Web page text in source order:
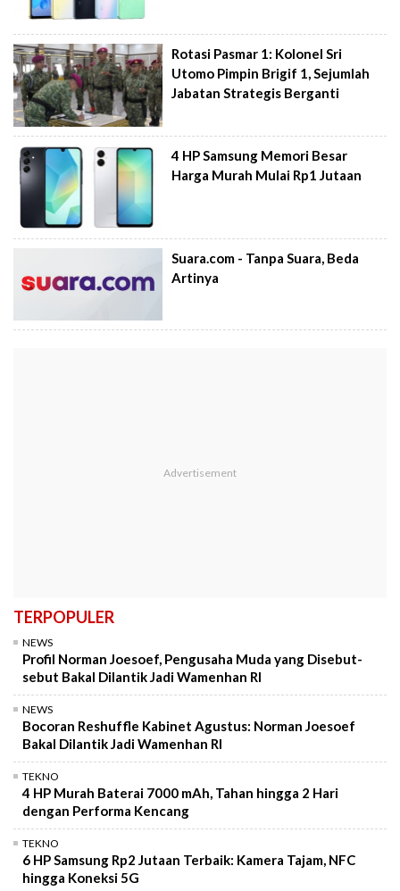
Rotasi Pasmar 1: Kolonel Sri
Utomo Pimpin Brigif 1, Sejumlah
Jabatan Strategis Berganti
4 HP Samsung Memori Besar
Harga Murah Mulai Rp1 Jutaan
Suara.com - Tanpa Suara, Beda
Artinya
TERPOPULER
NEWS
Profil Norman Joesoef, Pengusaha Muda yang Disebut-
sebut Bakal Dilantik Jadi Wamenhan RI
NEWS
Bocoran Reshuffle Kabinet Agustus: Norman Joesoef
Bakal Dilantik Jadi Wamenhan RI
TEKNO
4 HP Murah Baterai 7000 mAh, Tahan hingga 2 Hari
dengan Performa Kencang
TEKNO
6 HP Samsung Rp2 Jutaan Terbaik: Kamera Tajam, NFC
hingga Koneksi 5G